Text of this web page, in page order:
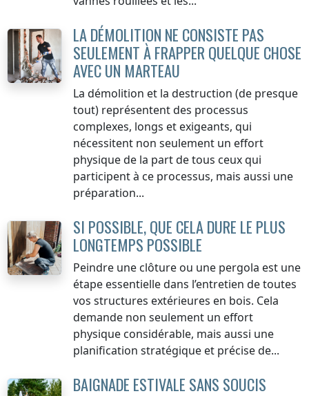
LA DÉMOLITION NE CONSISTE PAS
SEULEMENT À FRAPPER QUELQUE CHOSE
AVEC UN MARTEAU
La démolition et la destruction (de presque
tout) représentent des processus
complexes, longs et exigeants, qui
nécessitent non seulement un effort
physique de la part de tous ceux qui
participent à ce processus, mais aussi une
préparation...
SI POSSIBLE, QUE CELA DURE LE PLUS
LONGTEMPS POSSIBLE
Peindre une clôture ou une pergola est une
étape essentielle dans l’entretien de toutes
vos structures extérieures en bois. Cela
demande non seulement un effort
physique considérable, mais aussi une
planification stratégique et précise de...
BAIGNADE ESTIVALE SANS SOUCIS